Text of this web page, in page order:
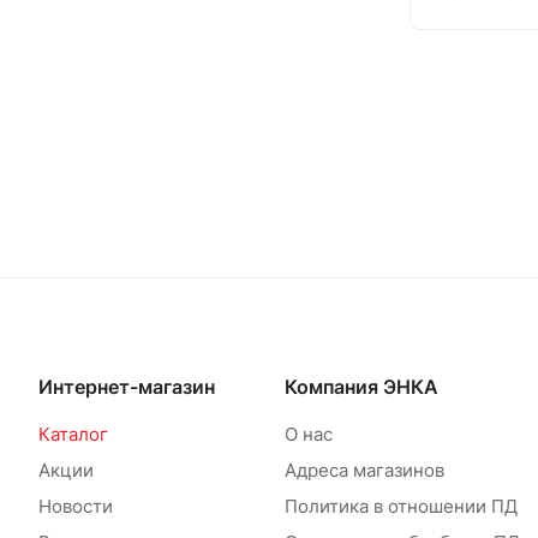
Интернет-магазин
Каталог
Акции
Новости
Компания ЭНКА
О нас
Адреса магазинов
Политика в отношении ПД